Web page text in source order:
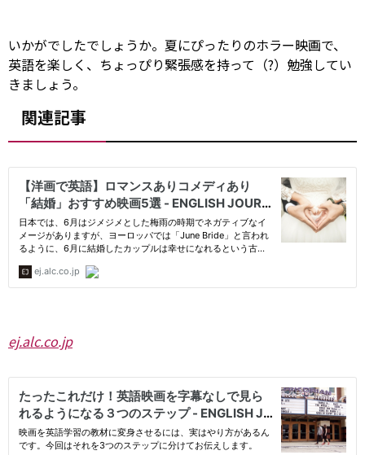
いかがでしたでしょうか。夏にぴったりのホラー映画で、
英語を楽しく、ちょっぴり緊張感を持って（?）勉強してい
きましょう。
関連記事
ej.alc.co.jp